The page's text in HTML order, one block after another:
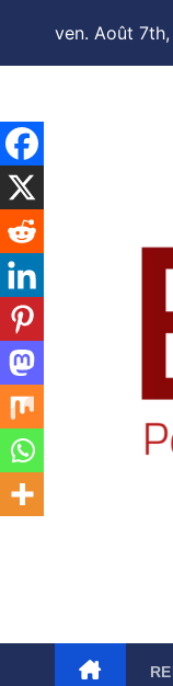
ven. Août